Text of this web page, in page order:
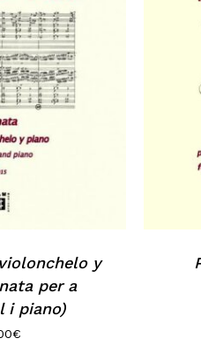
y
per a
i piano)
€